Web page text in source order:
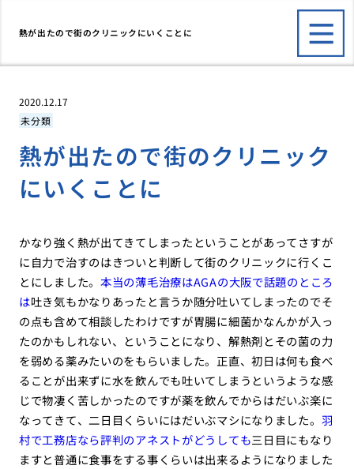
熱が出たので街のクリニックにいくことに
2020.12.17
未分類
熱が出たので街のクリニック
にいくことに
かなり強く熱が出てきてしまったということがあってさすが
に自力で治すのはきついと判断して街のクリニックに行くこ
とにしました。 本当の薄毛治療はAGAの大阪で話題のところ
は吐き気もかなりあったと言うか随分吐いてしまったのでそ
の点も含めて相談したわけですが胃腸に細菌かなんかが入っ
たのかもしれない、ということになり、解熱剤とその菌の力
を弱める薬みたいのをもらいました。正直、初日は何も食べ
ることが出来ずに水を飲んでも吐いてしまうというような感
じで物凄く苦しかったのですが薬を飲んでからはだいぶ楽に
なってきて、二日目くらいにはだいぶマシになりました。 羽
村で工務店なら評判のアネストがどうしても三日目にもなり
ますと普通に食事をする事くらいは出来るようになりました